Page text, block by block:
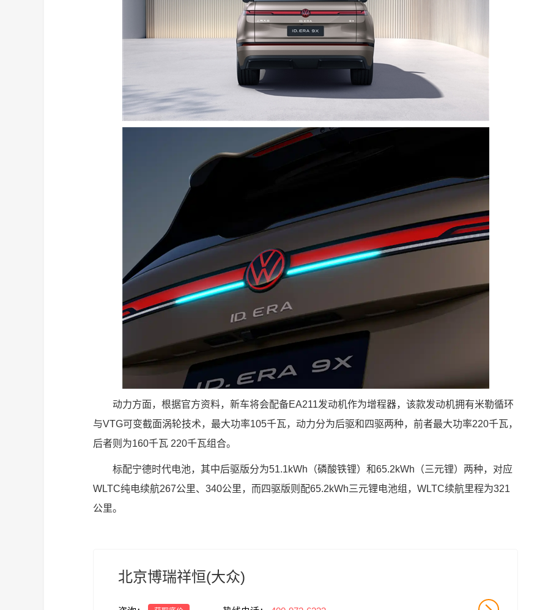
动力方面，根据官方资料，新车将会配备EA211发动机作为增程器，该款发动机拥有米勒循环
与VTG可变截面涡轮技术，最大功率105千瓦，动力分为后驱和四驱两种，前者最大功率220千瓦，
后者则为160千瓦 220千瓦组合。
标配宁德时代电池，其中后驱版分为51.1kWh（磷酸铁锂）和65.2kWh（三元锂）两种，对应
WLTC纯电续航267公里、340公里，而四驱版则配65.2kWh三元锂电池组，WLTC续航里程为321
公里。
北京博瑞祥恒(大众)